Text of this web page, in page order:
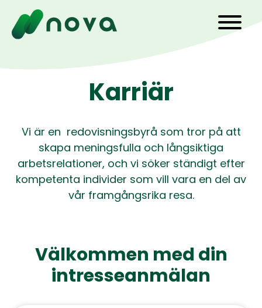
huvudinnehåll
Karriär
Vi är en redovisningsbyrå som tror på att
skapa meningsfulla och långsiktiga
arbetsrelationer, och vi söker ständigt efter
kompetenta individer som vill vara en del av
vår framgångsrika resa.
Välkommen med din
intresseanmälan